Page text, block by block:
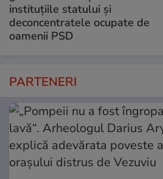
instituțiile statului și
deconcentratele ocupate de
oamenii PSD
PARTENERI